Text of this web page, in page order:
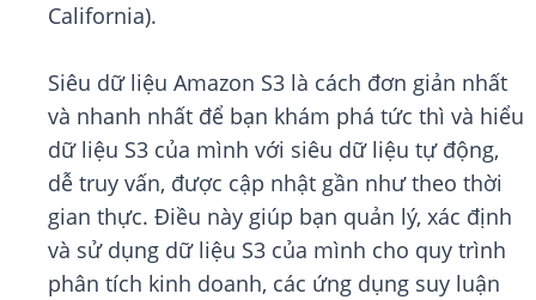
California).
Siêu dữ liệu Amazon S3 là cách đơn giản nhất
và nhanh nhất để bạn khám phá tức thì và hiểu
dữ liệu S3 của mình với siêu dữ liệu tự động,
dễ truy vấn, được cập nhật gần như theo thời
gian thực. Điều này giúp bạn quản lý, xác định
và sử dụng dữ liệu S3 của mình cho quy trình
phân tích kinh doanh, các ứng dụng suy luận